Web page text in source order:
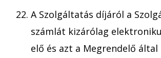
A Szolgáltatás díjáról a
számlát kizárólag
elő és azt a Megrendelő